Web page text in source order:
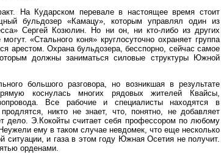
На Кударском перевале в настоящее время стоит
бульдозер «Камацу», которым управлял один из
Сергей Козюлин. Но ни он, ни кто-либо из других
«Стального коня» круглосуточно охраняет группа
арестом. Охрана бульдозера, бесспорно, сейчас самое
должны заниматься силовые структуры Южной
большого разговора, но возникшая в результате
коснулась многих рядовых жителей Квайсы,
Все рабочие и специалисты находятся в
никто не знает, что, понятно, не добавляет
дело. Э.Кокойты считает себя профессором по любому
ему в таком случае невдомек, что еще несколько
ситуации, и газа в этом году Южная Осетия не получит.
орденами.